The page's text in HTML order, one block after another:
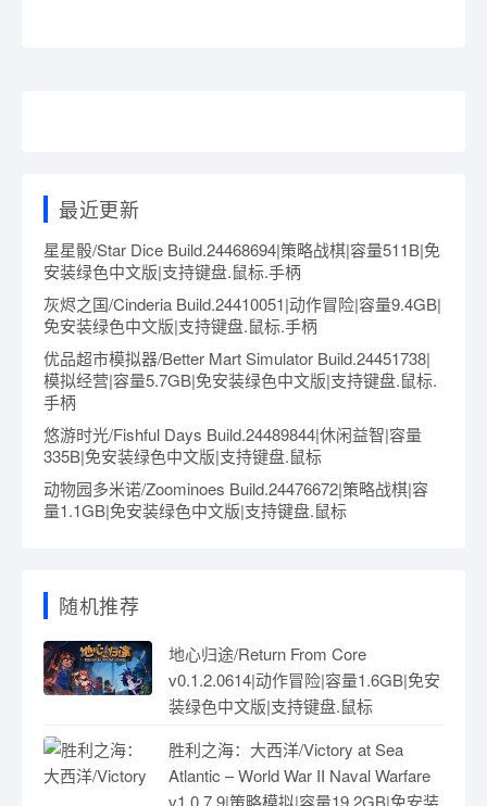
最近更新
星星骰/Star Dice Build.24468694|策略战棋|容量511B|免
安装绿色中文版|支持键盘.鼠标.手柄
灰烬之国/Cinderia Build.24410051|动作冒险|容量9.4GB|
免安装绿色中文版|支持键盘.鼠标.手柄
优品超市模拟器/Better Mart Simulator Build.24451738|
模拟经营|容量5.7GB|免安装绿色中文版|支持键盘.鼠标.
手柄
悠游时光/Fishful Days Build.24489844|休闲益智|容量
335B|免安装绿色中文版|支持键盘.鼠标
动物园多米诺/Zoominoes Build.24476672|策略战棋|容
量1.1GB|免安装绿色中文版|支持键盘.鼠标
随机推荐
地心归途/Return From Core
v0.1.2.0614|动作冒险|容量1.6GB|免安
装绿色中文版|支持键盘.鼠标
胜利之海：大西洋/Victory at Sea
Atlantic – World War II Naval Warfare
v1.0.7.9|策略模拟|容量19.2GB|免安装